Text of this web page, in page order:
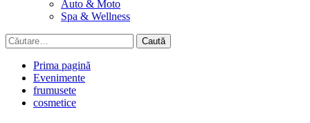
Auto & Moto
Spa & Wellness
Caută
după:
Prima pagină
Evenimente
frumusete
cosmetice